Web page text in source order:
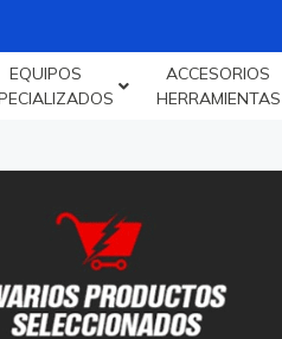
EQUIPOS
ACCESORIOS
HERRAMIENTAS